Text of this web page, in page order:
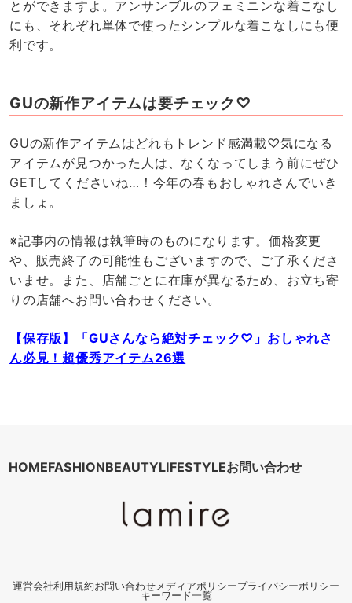
とができますよ。アンサンブルのフェミニンな着こなし
にも、それぞれ単体で使ったシンプルな着こなしにも便
利です。
GUの新作アイテムは要チェック♡
GUの新作アイテムはどれもトレンド感満載♡気になる
アイテムが見つかった人は、なくなってしまう前にぜひ
GETしてくださいね…！今年の春もおしゃれさんでいき
ましょ。
※記事内の情報は執筆時のものになります。価格変更
や、販売終了の可能性もございますので、ご了承くださ
いませ。また、店舗ごとに在庫が異なるため、お立ち寄
りの店舗へお問い合わせください。
【保存版】「GUさんなら絶対チェック♡」おしゃれさ
ん必見！超優秀アイテム26選
HOMEFASHIONBEAUTYLIFESTYLEお問い合わせ
運営会社利用規約お問い合わせ メディアポリシープライバシーポリシー
キーワード一覧